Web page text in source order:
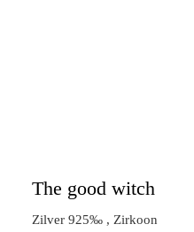
The good witch
Zilver 925‰ , Zirkoon